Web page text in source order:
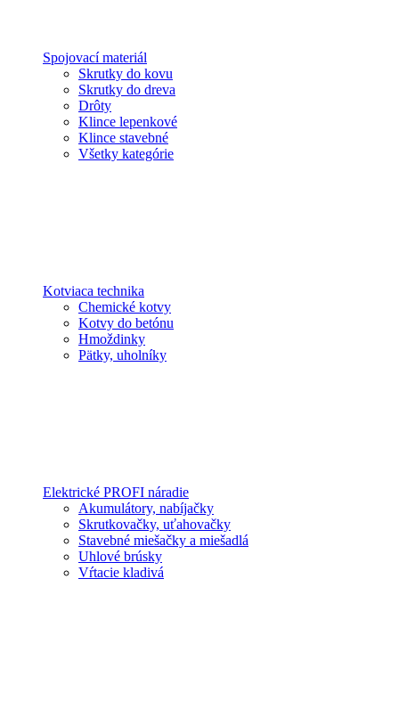
Spojovací materiál
Skrutky do kovu
Skrutky do dreva
Drôty
Klince lepenkové
Klince stavebné
Všetky kategórie
Kotviaca technika
Chemické kotvy
Kotvy do betónu
Hmoždinky
Pätky, uholníky
Elektrické PROFI náradie
Akumulátory, nabíjačky
Skrutkovačky, uťahovačky
Stavebné miešačky a miešadlá
Uhlové brúsky
Vŕtacie kladivá